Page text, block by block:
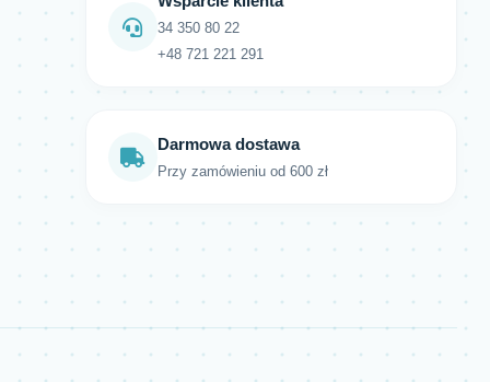
34 350 80 22
+48 721 221 291
Darmowa dostawa
Przy zamówieniu od 600 zł